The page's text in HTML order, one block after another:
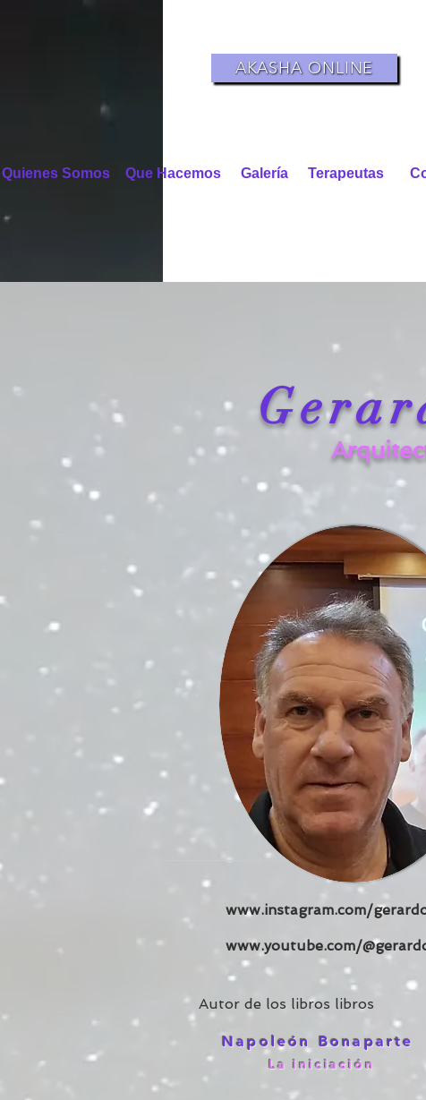
AKASHA ONLINE
Quienes Somos Que Hacemos Galería Terapeutas
www.instagram.com/
www.youtube.com/
Autor de los libros libros
Napoleón Bonaparte
La iniciación